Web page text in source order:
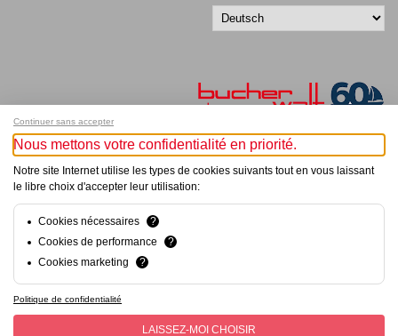
Melde dich für unseren Newsletter an!
© Bucher+Walt 2011-2026
hsolutions.ch
Continuer sans accepter
Nous mettons votre confidentialité en priorité.
Notre site Internet utilise les types de cookies suivants tout en vous laissant
le libre choix d'accepter leur utilisation:
Cookies nécessaires
?
Cookies de performance
?
Cookies marketing
?
Politique de confidentialité
LAISSEZ-MOI CHOISIR